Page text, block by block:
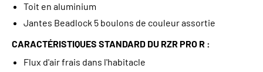
Toit en aluminium
Jantes Beadlock 5 boulons de couleur assortie
CARACTÉRISTIQUES STANDARD DU RZR PRO R :
Flux d'air frais dans l'habitacle